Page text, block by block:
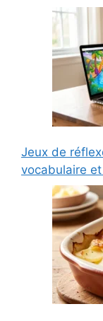
Jeux de
vocabulaire